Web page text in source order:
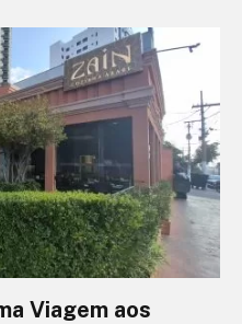
Viagem aos